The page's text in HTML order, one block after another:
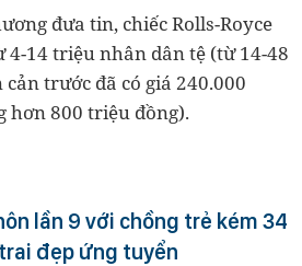
đưa tin, chiếc Rolls-Royce
14 triệu nhân dân tệ (từ 14-48
trước đã có giá 240.000
hơn 800 triệu đồng).
lần 9 với chồng trẻ kém 34
đẹp ứng tuyển